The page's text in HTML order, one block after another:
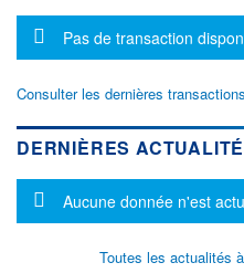
Message d'information
Pas de transaction
Consulter les dernières
DERNIÈRES
Message d'information
Aucune donnée n'est
Toutes les actualités